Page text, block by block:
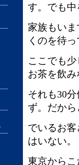
す。でも
家族もい
くのを待
ここでも
お茶を飲
それも30
ず。だか
でいるお
はいない。
東京から